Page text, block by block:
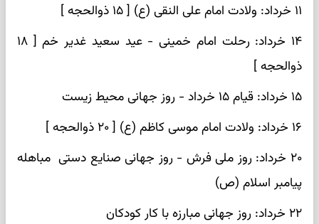
۱۱ خرداد: ولادت امام علی النقی (ع) [ ۱۵ ذوالحجه ]
۱۴ خرداد: رحلت امام خمینی - عید سعید غدیر خم [ ۱۸
ذوالحجه ]
۱۵ خرداد: قیام ۱۵ خرداد - روز جهانی محیط زیست
۱۶ خرداد: ولادت امام موسی کاظم (ع) [ ۲۰ ذوالحجه ]
۲۰ خرداد: روز ملی فرش - روز جهانی صنایع دستی مباهله
پیامبر اسلام (ص)
۲۲ خرداد: روز جهانی مبارزه با کار کودکان